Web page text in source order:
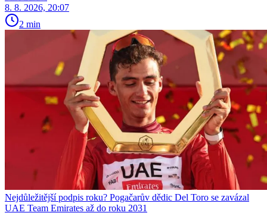
8. 8. 2026, 20:07
2 min
Nejdůležitější podpis roku? Pogačarův dědic Del Toro se zavázal
UAE Team Emirates až do roku 2031